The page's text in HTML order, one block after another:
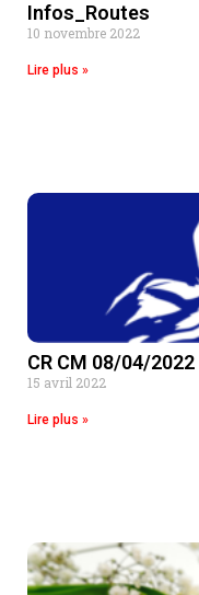
Infos_Routes
10 novembre 2022
Lire plus »
CR CM 08/04/2022
15 avril 2022
Lire plus »